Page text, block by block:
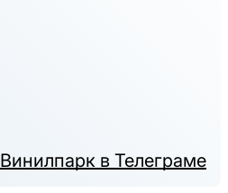
Винилпарк в Телеграме